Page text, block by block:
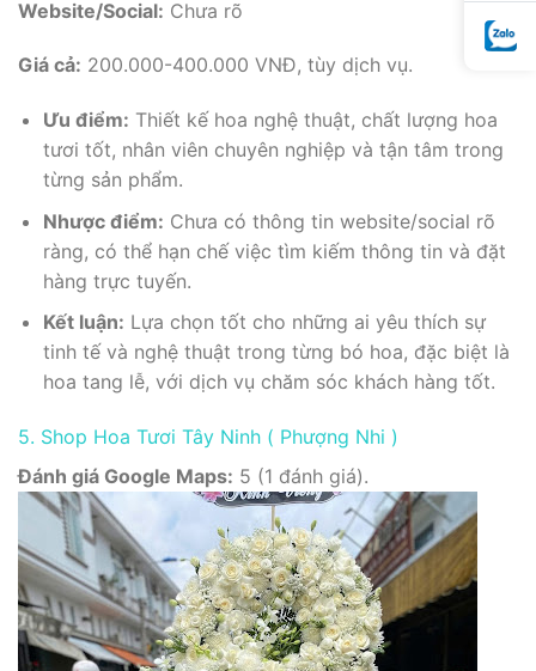
Website/Social: Chưa rõ
Giá cả: 200.000-400.000 VNĐ, tùy dịch vụ.
Ưu điểm: Thiết kế hoa nghệ thuật, chất lượng hoa
tươi tốt, nhân viên chuyên nghiệp và tận tâm trong
từng sản phẩm.
Nhược điểm: Chưa có thông tin website/social rõ
ràng, có thể hạn chế việc tìm kiếm thông tin và đặt
hàng trực tuyến.
Kết luận: Lựa chọn tốt cho những ai yêu thích sự
tinh tế và nghệ thuật trong từng bó hoa, đặc biệt là
hoa tang lễ, với dịch vụ chăm sóc khách hàng tốt.
5. Shop Hoa Tươi Tây Ninh ( Phượng Nhi )
Đánh giá Google Maps: 5 (1 đánh giá).